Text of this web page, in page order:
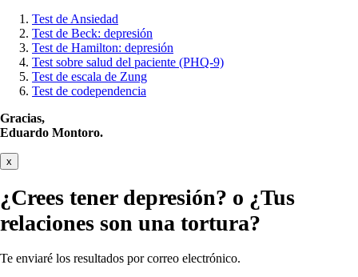
Test de Ansiedad
Test de Beck: depresión
Test de Hamilton: depresión
Test sobre salud del paciente (PHQ-9)
Test de escala de Zung
Test de codependencia
Gracias,
Eduardo Montoro.
x
¿Crees tener depresión? o ¿Tus
relaciones son una tortura?
Te enviaré los resultados por correo electrónico.